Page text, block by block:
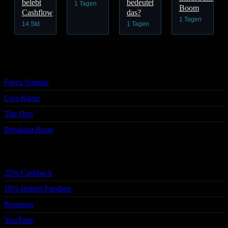
belebt
Cashflow
14 Std
1 Tagen
bedeutet
das?
1 Tagen
Boom
1 Tagen
Forex Signale
Live Kurse
The Don
Breakout Brain
25% Cashback
10% Instant Funding
Premium
YouTube